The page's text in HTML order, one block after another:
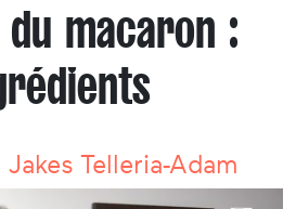
macaron :
Jakes Telleria-Adam